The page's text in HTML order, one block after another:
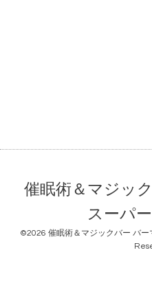
催眠術＆マジッ
スーパ
©2026 催眠術＆マジックバー バ